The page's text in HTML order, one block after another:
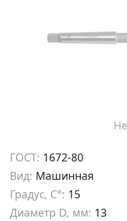
ГОСТ: 1672-80
Вид: Машинная
Градус, С°: 15
Диаметр D, мм: 13